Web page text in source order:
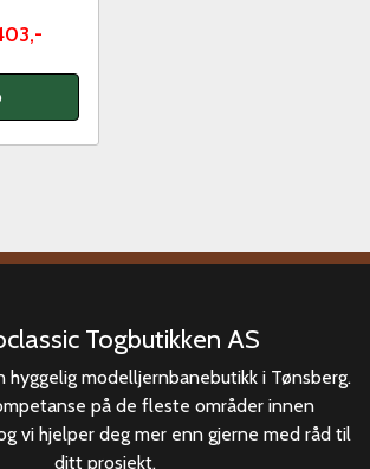
Togbutikken AS
hyggelig modelljernbanebutikk i Tønsberg.
på de fleste områder innen
vi hjelper deg mer enn gjerne med råd til
ditt prosjekt.